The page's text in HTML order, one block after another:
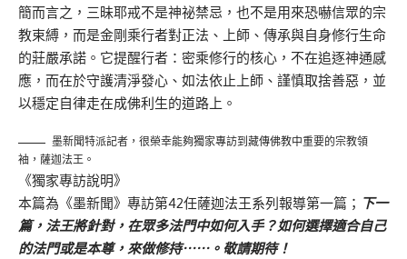
簡而言之，三昧耶戒不是神祕禁忌，也不是用來恐嚇信眾的宗
教束縛，而是金剛乘行者對正法、上師、傳承與自身修行生命
的莊嚴承諾。它提醒行者：密乘修行的核心，不在追逐神通感
應，而在於守護清淨發心、如法依止上師、謹慎取捨善惡，並
以穩定自律走在成佛利生的道路上。
墨新聞特派記者，很榮幸能夠獨家專訪到藏傳佛教中重要的宗教領
袖，薩迦法王。
《獨家專訪說明》
本篇為《墨新聞》專訪第42任薩迦法王系列報導第一篇； 下一
篇，法王將針對，在眾多法門中如何入手？如何選擇適合自己
的法門或是本尊，來做修持⋯⋯。敬請期待！